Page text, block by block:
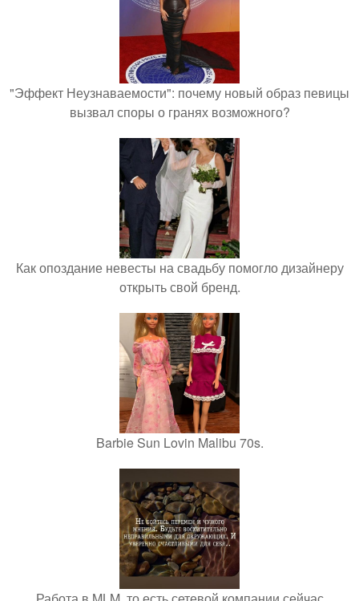
"Эффект Неузнаваемости": почему новый образ певицы
вызвал споры о гранях возможного?
Как опоздание невесты на свадьбу помогло дизайнеру
открыть свой бренд.
Barbie Sun Lovin Malibu 70s.